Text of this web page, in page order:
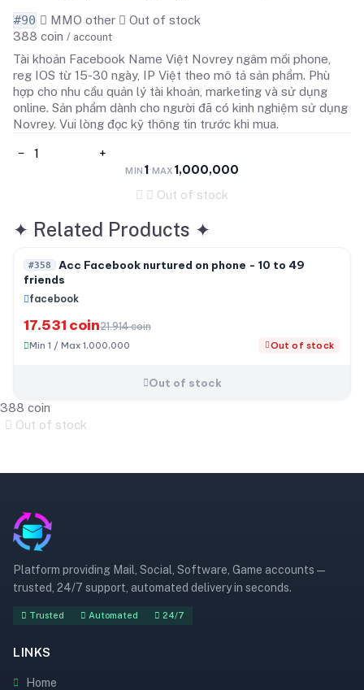
#90 MMO other
Out of stock
388 coin / account
Tài khoản Facebook Name Việt Novrey ngâm mồi phone,
reg IOS từ 15-30 ngày, IP Việt theo mô tả sản phẩm. Phù
hợp cho nhu cầu quản lý tài khoản, marketing và sử dụng
online. Sản phẩm dành cho người đã có kinh nghiệm sử dụng
Novrey. Vui lòng đọc kỹ thông tin trước khi mua.
− +
MIN 1·MAX 1,000,000
Out of stock
✦ Related Products ✦
-20%
#358
Acc Facebook nurtured on phone - 10 to 49
friends
facebook
17.531 coin21.914 coin
Min 1 / Max 1,000,000 Out of stock
Out of stock
388 coin
Out of stock
Platform providing Mail, Social, Software, Game accounts —
trusted, 24/7 support, automated delivery in seconds.
Trusted Automated 24/7
LINKS
Home